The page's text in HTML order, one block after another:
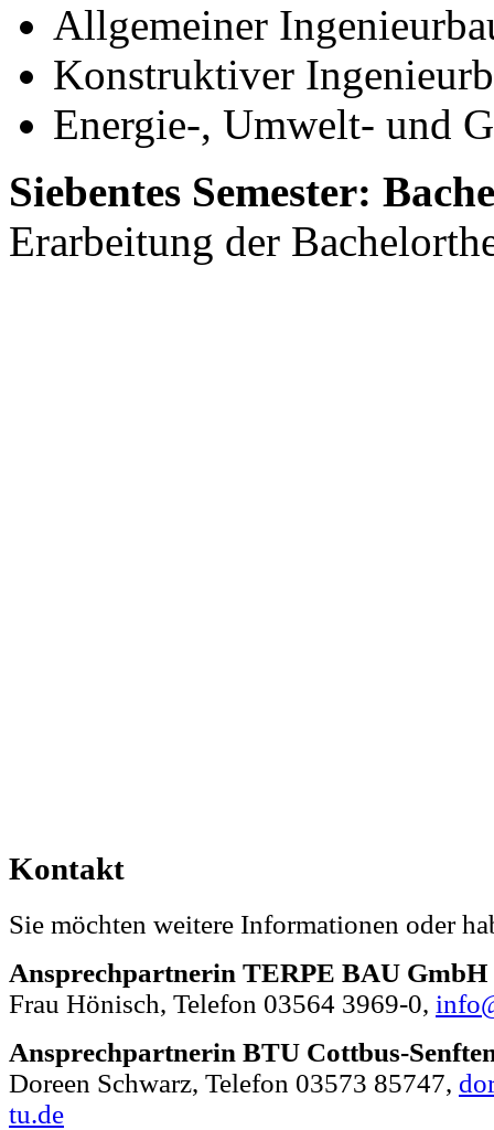
Allgemeiner
Konstruktiver
Energie-, Umwelt- und
Siebentes Semester:
Erarbeitung der
Kontakt
Sie möchten weitere Informationen oder
Ansprechpartnerin TERPE BAU GmbH
Frau Hönisch, Telefon 03564 3969-0,
Ansprechpartnerin BTU Cottbus-
Doreen Schwarz, Telefon 03573 85747,
tu.de